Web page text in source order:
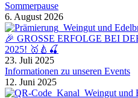
Sommerpause
6. August 2026
🎉 GROSSE ERFOLGE BEI
2025! 🥇🍐🍒
23. Juli 2025
Informationen zu unseren Events
12. Juni 2025